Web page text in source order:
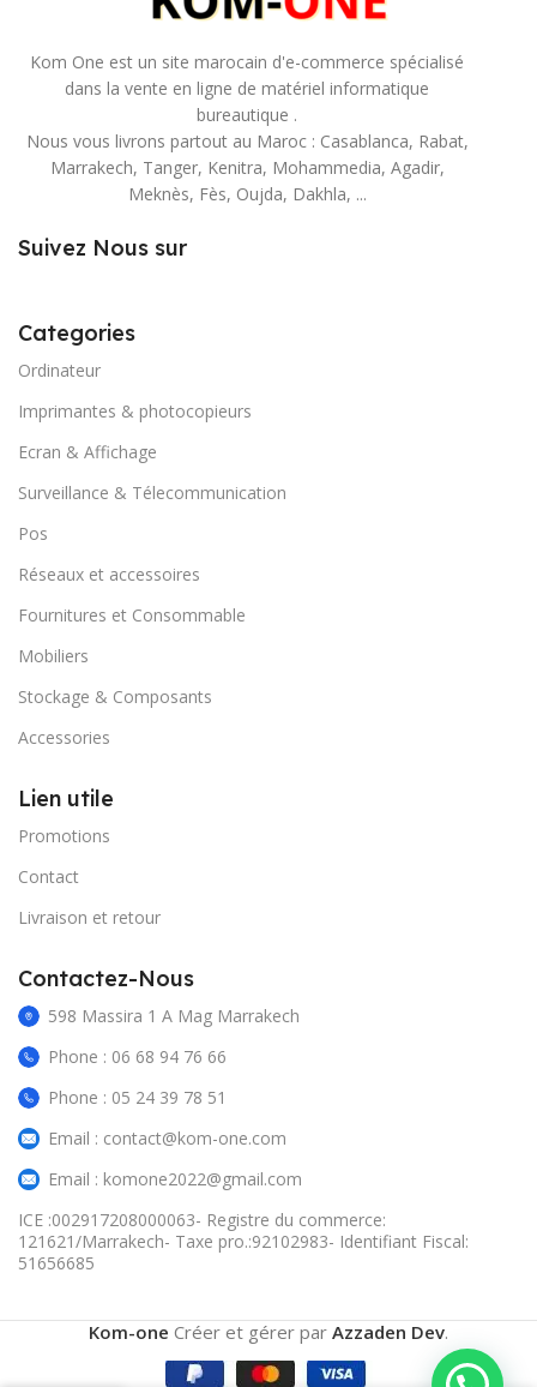
Kom One est un site marocain d'e-commerce spécialisé
dans la vente en ligne de matériel informatique
bureautique .
Nous vous livrons partout au Maroc : Casablanca, Rabat,
Marrakech, Tanger, Kenitra, Mohammedia, Agadir,
Meknès, Fès, Oujda, Dakhla, ...
Suivez Nous sur
Categories
Ordinateur
Imprimantes & photocopieurs
Ecran & Affichage
Surveillance & Télecommunication
Pos
Réseaux et accessoires
Fournitures et Consommable
Mobiliers
Stockage & Composants
Accessories
Lien utile
Promotions
Contact
Livraison et retour
Contactez-Nous
598 Massira 1 A Mag Marrakech
Phone : 06 68 94 76 66
Phone : 05 24 39 78 51
Email : contact@kom-one.com
Email : komone2022@gmail.com
ICE :002917208000063- Registre du commerce:
121621/Marrakech- Taxe pro.:92102983- Identifiant Fiscal:
51656685
Kom-one Créer et gérer par Azzaden Dev.